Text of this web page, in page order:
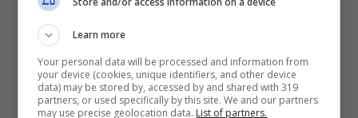
coppia, possa permettere questo.
Sembra proprio che tracce del legame
amoroso che ha tenuto insieme questa
coppia per quasi 20 anni non esista più. Pare
Learn more
Your personal data will be processed and information from
your device (cookies, unique identifiers, and other device
data) may be stored by, accessed by and shared with 319
partners, or used specifically by this site. We and our partners
may use precise geolocation data. List of partners.